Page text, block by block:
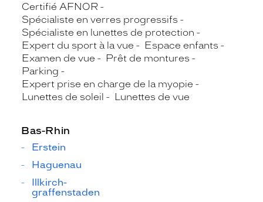
Certifié AFNOR
Spécialiste en verres progressifs
Spécialiste en lunettes de protection
Expert du sport à la vue
Espace enfants
Examen de vue
Prêt de montures
Parking
Expert prise en charge de la myopie
Lunettes de soleil
Lunettes de vue
Bas-Rhin
Erstein
Haguenau
Illkirch-
graffenstaden